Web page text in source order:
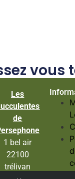
vous
Les
de
1 bel air
22100
trélivan